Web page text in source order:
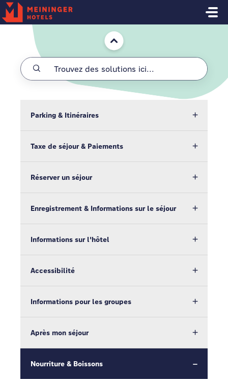
Passer au contenu principal
Accueil
Parking & Itinéraires
Taxe de séjour & Paiements
Réserver un séjour
Enregistrement & Informations sur le séjour
Informations sur l'hôtel
Accessibilité
Informations pour les groupes
Après mon séjour
Nourriture & Boissons